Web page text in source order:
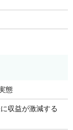
態
収益が激減する